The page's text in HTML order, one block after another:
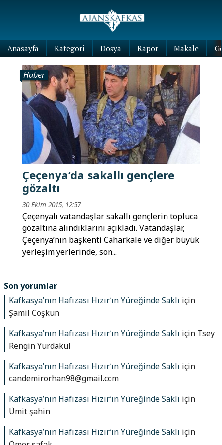
Anasayfa Kategori Dosya Rapor Makale
Haber
Çeçenya’da sakallı gençlere
gözaltı
30 Ekim 2015, 12:57
Çeçenyalı vatandaşlar sakallı gençlerin topluca
gözaltına alındıklarını açıkladı. Vatandaşlar,
Çeçenya’nın başkenti Caharkale ve diğer büyük
yerleşim yerlerinde, son...
Son yorumlar
Kafkasya’nın Hafızası Hızır’ın Yüreğinde Saklı için
Şamil Coşkun
Kafkasya’nın Hafızası Hızır’ın Yüreğinde Saklı için Tsey
Rengin Yurdakul
Kafkasya’nın Hafızası Hızır’ın Yüreğinde Saklı için
candemirorhan98@gmail.com
Kafkasya’nın Hafızası Hızır’ın Yüreğinde Saklı için
Ümit şahin
Kafkasya’nın Hafızası Hızır’ın Yüreğinde Saklı için